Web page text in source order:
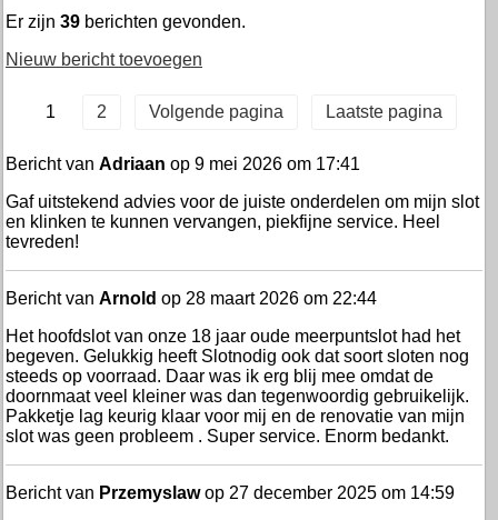
Er zijn 39 berichten gevonden.
Nieuw bericht toevoegen
1 2 Volgende pagina Laatste pagina
Bericht van Adriaan op 9 mei 2026 om 17:41
Gaf uitstekend advies voor de juiste onderdelen om mijn slot
en klinken te kunnen vervangen, piekfijne service. Heel
tevreden!
Bericht van Arnold op 28 maart 2026 om 22:44
Het hoofdslot van onze 18 jaar oude meerpuntslot had het
begeven. Gelukkig heeft Slotnodig ook dat soort sloten nog
steeds op voorraad. Daar was ik erg blij mee omdat de
doornmaat veel kleiner was dan tegenwoordig gebruikelijk.
Pakketje lag keurig klaar voor mij en de renovatie van mijn
slot was geen probleem . Super service. Enorm bedankt.
Bericht van Przemyslawop 27 december 2025 om 14:59